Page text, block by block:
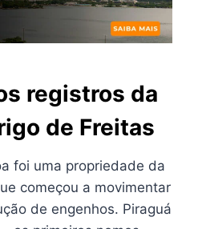
registros da
de Freitas
foi uma propriedade da
começou a movimentar
de engenhos. Piraguá